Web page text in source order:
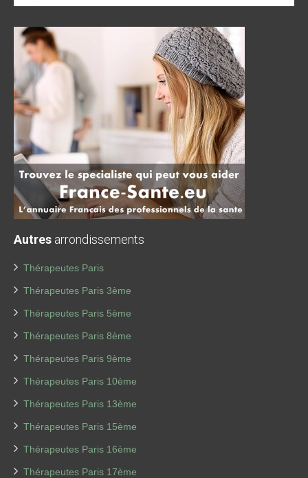
Autres arrondissements
Thérapeutes Paris
Thérapeutes Paris 3ème
Thérapeutes Paris 5ème
Thérapeutes Paris 8ème
Thérapeutes Paris 9ème
Thérapeutes Paris 10ème
Thérapeutes Paris 13ème
Thérapeutes Paris 15ème
Thérapeutes Paris 16ème
Thérapeutes Paris 17ème